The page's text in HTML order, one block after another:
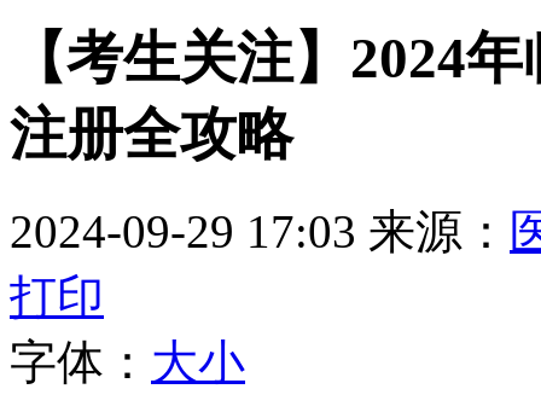
【考生关注】2024
注册全攻略
2024-09-29 17:03 来源：
打印
字体： 大小